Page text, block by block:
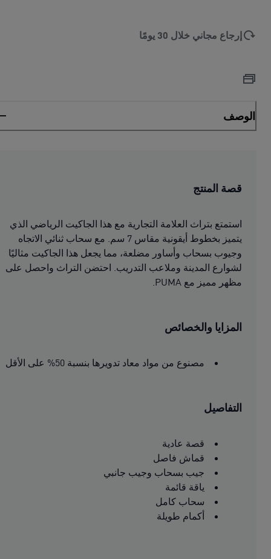
إرجاع مجاني خلال 30 يومًا
الوصف
قصة المنتج
استمتع بتراث العلامة التجارية مع هذا الجاكيت الرياضي الذي
يتميز بخطوط أيقونية مقاس 7 سم. مع سحاب ثنائي الاتجاه
وجيوب بسحاب وأساور مضلعة، مما يجعل هذا الجاكيت مثاليًا
لشوارع المدينة وملاعب التدريب. احتضن التراث واحصل على
مظهر مميز مع PUMA.
المزايا والخصائص
مصنوع من مواد معاد تدويرها بنسبة 50% على الأقل
التفاصيل
قصة عادية
قماش فاصل
جيب بسحاب وجيب جانبي
ياقة قائمة
سحاب كامل
أكمام طويلة